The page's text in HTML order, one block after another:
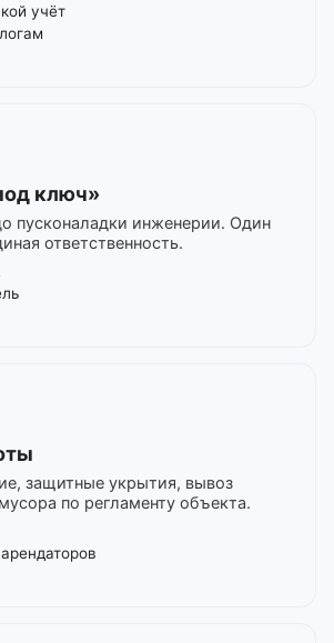
учёт
ключ»
пусконаладки инженерии. Один
ответственность.
защитные укрытия, вывоз
по регламенту объекта.